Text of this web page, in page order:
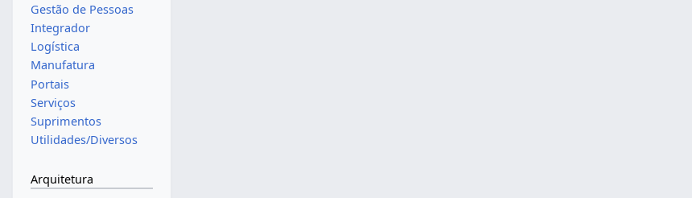
Gestão de Pessoas
Integrador
Logística
Manufatura
Portais
Serviços
Suprimentos
Utilidades/Diversos
Arquitetura